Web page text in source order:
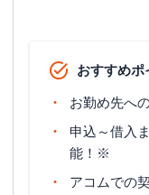
おすすめポ
お勤め先へ
申込～借入
能！※
アコムでの